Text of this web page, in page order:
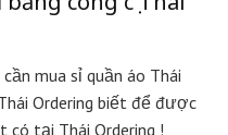
mua sỉ quần áo Thái
Ordering biết để được
có tại Thái Ordering !